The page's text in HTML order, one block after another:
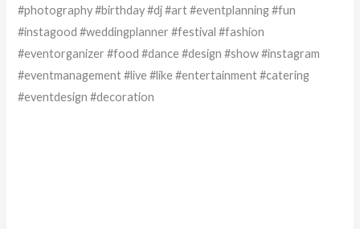
#photography #birthday #dj #art #eventplanning #fun
#instagood #weddingplanner #festival #fashion
#eventorganizer #food #dance #design #show #instagram
#eventmanagement #live #like #entertainment #catering
#eventdesign #decoration